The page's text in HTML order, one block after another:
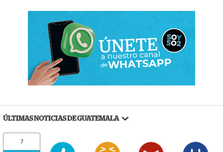
ÚLTIMAS NOTICIAS DE GUATEMALA
7